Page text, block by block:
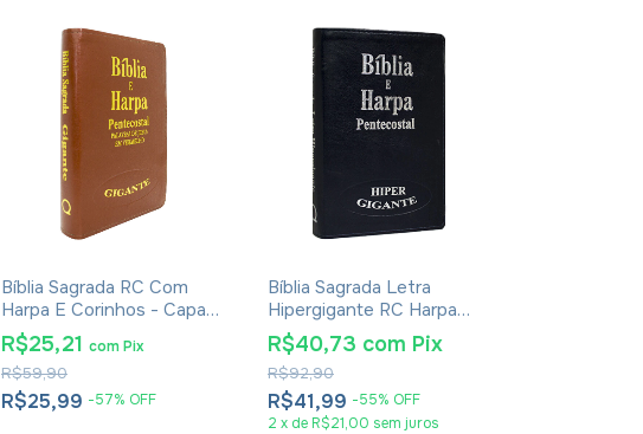
Bíblia Sagrada RC Com
Harpa E Corinhos - Capa
Luxo Veneza Whisk
R$25,99 -57% OFF
R$59,90
R$25,21 comPix
Bíblia Sagrada Letra
Hipergigante RC Harpa
Pentecostal Capa Luxo
Azul
R$41,99 -55% OFF
R$92,90
R$40,73 com Pix
2 x de R$21,00 sem juros